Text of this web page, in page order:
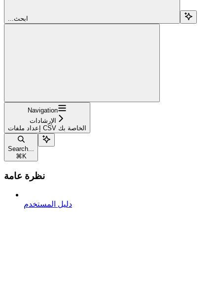
...ابحث
Navigation
الإرشادات
إعداد ملفات CSV الخاصة بك
Search...
⌘ K
نظرة عامة
دليل المستخدم